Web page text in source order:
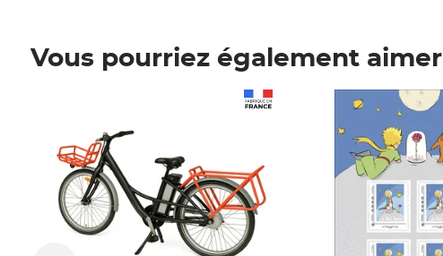
Vous pourriez également aimer
Prix 7,50€